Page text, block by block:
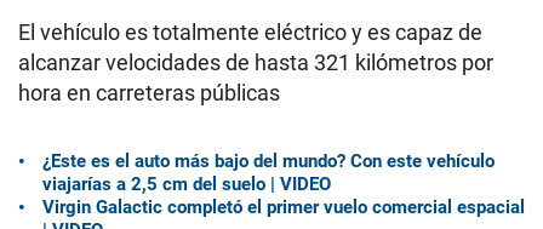
El vehículo es totalmente eléctrico y es capaz de
alcanzar velocidades de hasta 321 kilómetros por
hora en carreteras públicas
¿Este es el auto más bajo del mundo? Con este vehículo
viajarías a 2,5 cm del suelo | VIDEO
Virgin Galactic completó el primer vuelo comercial espacial